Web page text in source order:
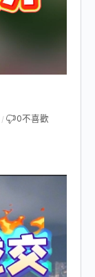
/ 0不喜歡